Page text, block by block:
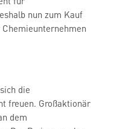
nun zum Kauf
die
freuen. Großaktionär
dem